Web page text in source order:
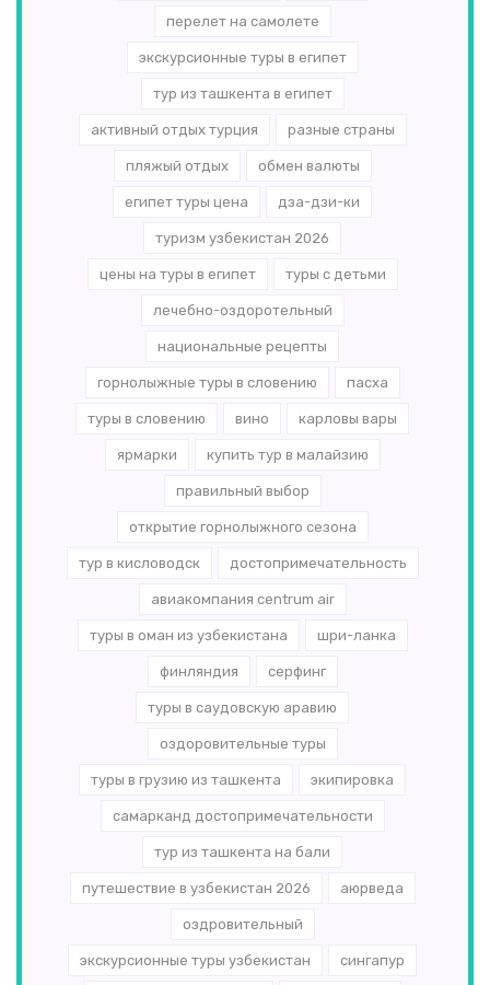
перелет на самолете
экскурсионные туры в египет
тур из ташкента в египет
активный отдых турция разные страны
пляжый отдых обмен валюты
египет туры цена дза-дзи-ки
туризм узбекистан 2026
цены на туры в египет туры с детьми
лечебно-оздоротельный
национальные рецепты
горнолыжные туры в словению пасха
туры в словению вино карловы вары
ярмарки купить тур в малайзию
правильный выбор
открытие горнолыжного сезона
тур в кисловодск достопримечательность
авиакомпания centrum air
туры в оман из узбекистана шри-ланка
финляндия серфинг
туры в саудовскую аравию
оздоровительные туры
туры в грузию из ташкента экипировка
самарканд достопримечательности
тур из ташкента на бали
путешествие в узбекистан 2026 аюрведа
оздровительный
экскурсионные туры узбекистан сингапур